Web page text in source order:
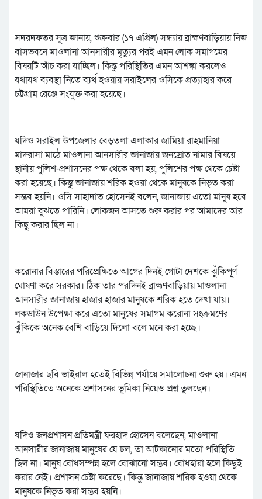
সদরদফতর সূত্র জানায়, শুক্রবার (১৭ এপ্রিল) সন্ধ্যায় ব্রাহ্মণবাড়িয়ায় নিজ
বাসভবনে মাওলানা আনসারীর মৃত্যুর পরই এমন লোক সমাগমের
বিষয়টি আঁচ করা যাচ্ছিল। কিন্তু পরিস্থিতির এমন আশঙ্কা করলেও
যথাযথ ব্যবস্থা নিতে ব্যর্থ হওয়ায় সরাইলের ওসিকে প্রত্যাহার করে
চট্টগ্রাম রেঞ্জে সংযুক্ত করা হয়েছে।
যদিও সরাইল উপজেলার বেড়তলা এলাকার জামিয়া রাহমানিয়া
মাদরাসা মাঠে মাওলানা আনসারীর জানাজায় জনস্রোত নামার বিষয়ে
স্থানীয় পুলিশ-প্রশাসনের পক্ষ থেকে বলা হয়, পুলিশের পক্ষ থেকে চেষ্টা
করা হয়েছে। কিন্তু জানাজায় শরিক হওয়া থেকে মানুষকে নিভৃত করা
সম্ভব হয়নি। ওসি সাহাদাত হোসেনই বলেন, জানাজায় এতো মানুষ হবে
আমরা বুঝতে পারিনি। লোকজন আসতে শুরু করার পর আমাদের আর
কিছু করার ছিল না।
করোনার বিস্তারের পরিপ্রেক্ষিতে আগের দিনই গোটা দেশকে ঝুঁকিপূর্ণ
ঘোষণা করে সরকার। ঠিক তার পরদিনই ব্রাহ্মণবাড়িয়ায় মাওলানা
আনসারীর জানাজায় হাজার হাজার মানুষকে শরিক হতে দেখা যায়।
লকডাউন উপেক্ষা করে এতো মানুষের সমাগম করোনা সংক্রমণের
ঝুঁকিকে অনেক বেশি বাড়িয়ে দিলো বলে মনে করা হচ্ছে।
জানাজার ছবি ভাইরাল হতেই বিভিন্ন পর্যায়ে সমালোচনা শুরু হয়। এমন
পরিস্থিতিতে অনেকে প্রশাসনের ভূমিকা নিয়েও প্রশ্ন তুলছেন।
যদিও জনপ্রশাসন প্রতিমন্ত্রী ফরহাদ হোসেন বলেছেন, মাওলানা
আনসারীর জানাজায় মানুষের যে ঢল, তা আটকানোর মতো পরিস্থিতি
ছিল না। মানুষ বোধসম্পন্ন হলে বোঝানো সম্ভব। বোধহারা হলে কিছুই
করার নেই। প্রশাসন চেষ্টা করেছে। কিন্তু জানাজায় শরিক হওয়া থেকে
মানুষকে নিভৃত করা সম্ভব হয়নি।